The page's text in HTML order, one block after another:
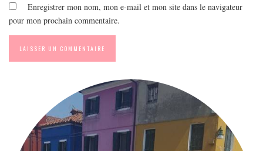
Enregistrer mon nom, mon e-mail et mon site dans le navigateur
pour mon prochain commentaire.